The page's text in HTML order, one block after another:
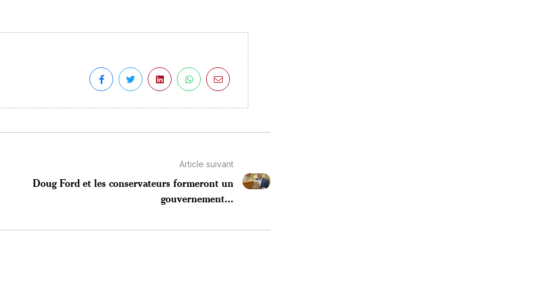
Article suivant
Doug Ford et les conservateurs formeront un
gouvernement...